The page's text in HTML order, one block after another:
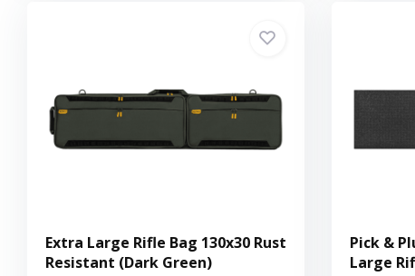
Extra Large Rifle Bag 130x30 Rust
Resistant (Dark Green)
Pick &
Large